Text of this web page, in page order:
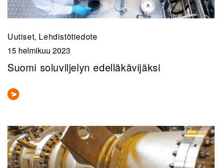
Uutiset, Lehdistötiedote
15 helmikuu 2023
Suomi soluviljelyn edelläkävijäksi